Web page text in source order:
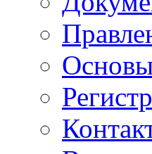
Основы